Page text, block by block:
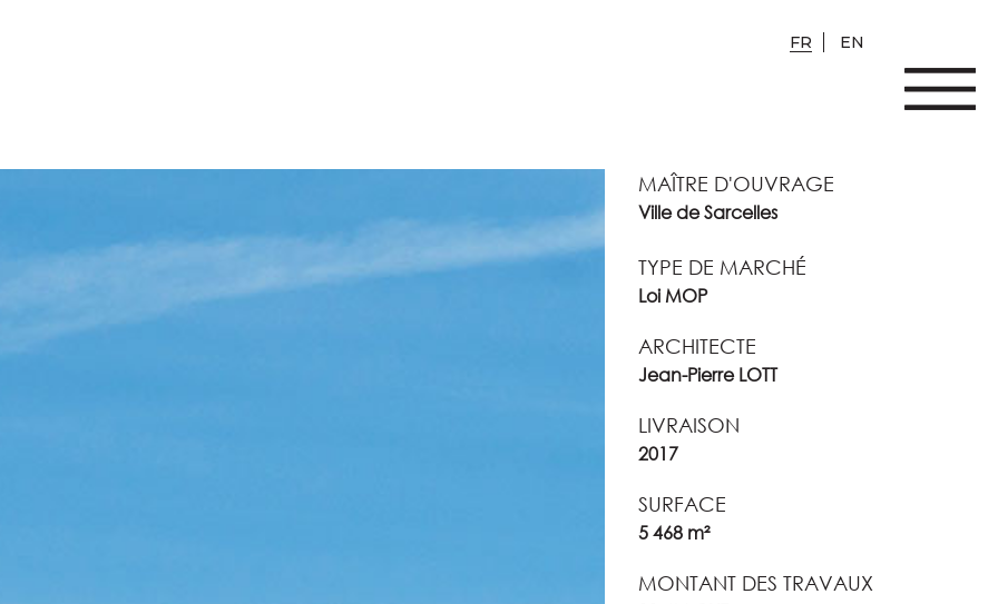
FR EN
MAÎTRE D'OUVRAGE
Ville de Sarcelles
TYPE DE MARCHÉ
Loi MOP
ARCHITECTE
Jean-Pierre LOTT
LIVRAISON
2017
SURFACE
5 468 m²
MONTANT DES TRAVAUX